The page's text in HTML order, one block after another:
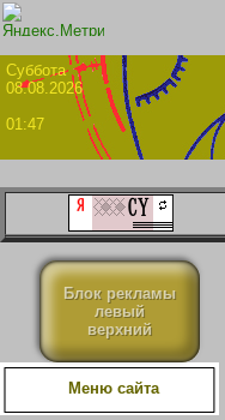
08.08.2026
01:47
Блок рекламы
левый
верхний
Меню сайта